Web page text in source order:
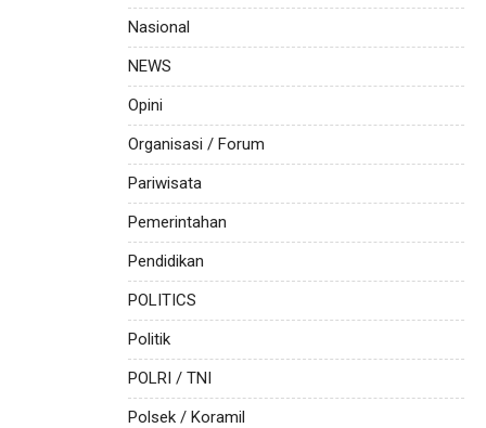
Nasional
NEWS
Opini
Organisasi / Forum
Pariwisata
Pemerintahan
Pendidikan
POLITICS
Politik
POLRI / TNI
Polsek / Koramil